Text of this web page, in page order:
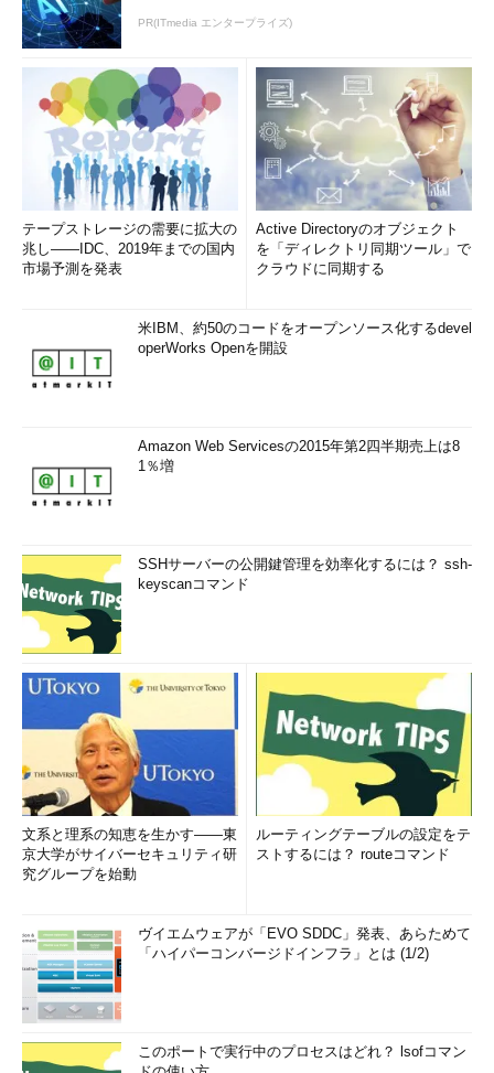
PR(ITmedia エンタープライズ)
テープストレージの需要に拡大の
兆し――IDC、2019年までの国内
市場予測を発表
Active Directoryのオブジェクト
を「ディレクトリ同期ツール」で
クラウドに同期する
米IBM、約50のコードをオープンソース化するdevel
operWorks Openを開設
Amazon Web Servicesの2015年第2四半期売上は8
1％増
SSHサーバーの公開鍵管理を効率化するには？ ssh-
keyscanコマンド
文系と理系の知恵を生かす――東
京大学がサイバーセキュリティ研
究グループを始動
ルーティングテーブルの設定をテ
ストするには？ routeコマンド
ヴイエムウェアが「EVO SDDC」発表、あらためて
「ハイパーコンバージドインフラ」とは (1/2)
このポートで実行中のプロセスはどれ？ lsofコマン